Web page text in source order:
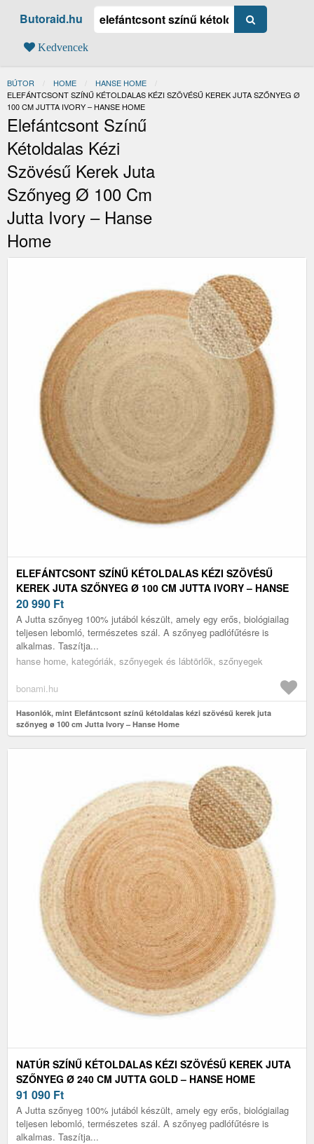
Butoraid.hu
Kedvencek
BÚTOR HOME
HANSE HOME
JELENLEGI:
ELEFÁNTCSONT SZÍNŰ KÉTOLDALAS KÉZI SZÖVÉSŰ KEREK JUTA SZŐNYEG Ø
100 CM JUTTA IVORY – HANSE HOME
Elefántcsont Színű
Kétoldalas Kézi
Szövésű Kerek Juta
Szőnyeg Ø 100 Cm
Jutta Ivory – Hanse
Home
ELEFÁNTCSONT SZÍNŰ KÉTOLDALAS KÉZI SZÖVÉSŰ
KEREK JUTA SZŐNYEG Ø 100 CM JUTTA IVORY – HANSE
HOME
20 990 Ft
A Jutta szőnyeg 100% jutából készült, amely egy erős, biológiailag
teljesen lebomló, természetes szál. A szőnyeg padlófűtésre is
alkalmas. Taszítja...
hanse home, kategóriák, szőnyegek és lábtörlők, szőnyegek
bonami.hu
Hasonlók, mint Elefántcsont színű kétoldalas kézi szövésű kerek juta
szőnyeg ø 100 cm Jutta Ivory – Hanse Home
NATÚR SZÍNŰ KÉTOLDALAS KÉZI SZÖVÉSŰ KEREK JUTA
SZŐNYEG Ø 240 CM JUTTA GOLD – HANSE HOME
91 090 Ft
A Jutta szőnyeg 100% jutából készült, amely egy erős, biológiailag
teljesen lebomló, természetes szál. A szőnyeg padlófűtésre is
alkalmas. Taszítja...